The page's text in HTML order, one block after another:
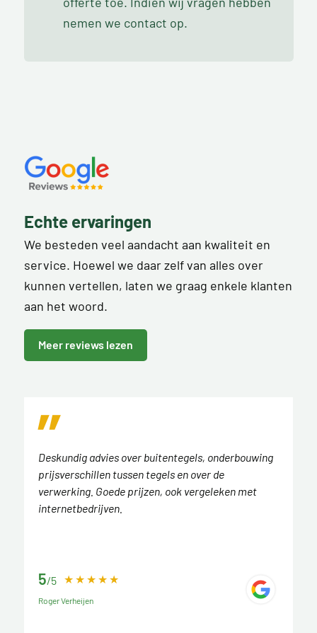
nemen we contact op.
Echte ervaringen
We besteden veel aandacht aan kwaliteit en
service. Hoewel we daar zelf van alles over
kunnen vertellen, laten we graag enkele klanten
aan het woord.
Meer reviews lezen
Deskundig advies over buitentegels, onderbouwing
prijsverschillen tussen tegels en over de
verwerking. Goede prijzen, ook vergeleken met
internetbedrijven.
5/5
Roger Verheijen